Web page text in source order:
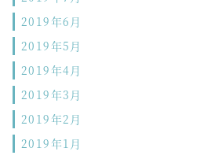
2019年6月
2019年5月
2019年4月
2019年3月
2019年2月
2019年1月